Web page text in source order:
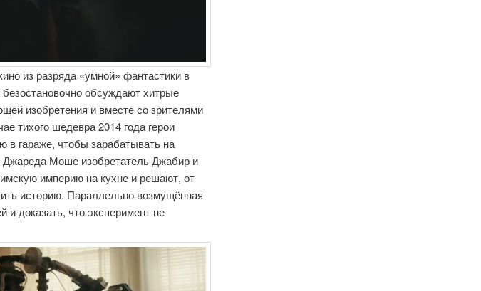
из разряда «умной» фантастики в
безостановочно обсуждают хитрые
изобретения и вместе со зрителями
тихого шедевра 2014 года герои
в гараже, чтобы зарабатывать на
Джареда Моше изобретатель Джабир и
империю на кухне и решают, от
историю. Параллельно возмущённая
и доказать, что эксперимент не